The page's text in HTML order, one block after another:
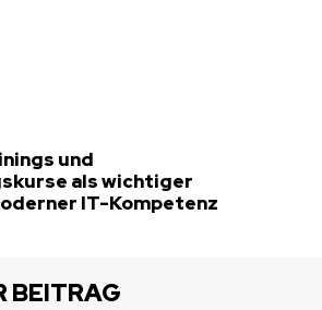
und
als wichtiger
IT-Kompetenz
BEITRAG